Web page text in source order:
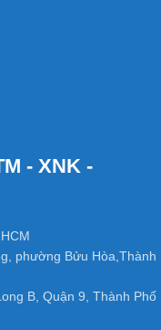
tác động thời tiết,
mọt cao.
cách âm, cách
thế thói quen sử
cửa thông phòng, cửa
- XNK -
phường Bửu Hòa,Thành
B, Quận 9, Thành Phố